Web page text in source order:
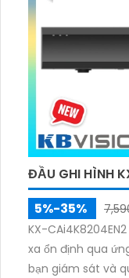
ĐẦU GHI HÌNH
5%-35%
KX-
xa ổn định qua
bạn giám sát và